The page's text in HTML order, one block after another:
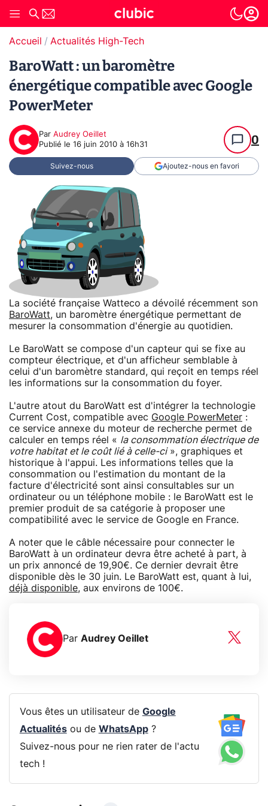
Accueil Actualités High-Tech
BaroWatt : un baromètre
énergétique compatible avec Google
PowerMeter
Par Audrey Oeillet
Publié le 16 juin 2010 à 16h31 0
Suivez-nous Ajoutez-nous en favori
La société française Watteco a dévoilé récemment son
BaroWatt, un baromètre énergétique permettant de
mesurer la consommation d'énergie au quotidien.
Le BaroWatt se compose d'un capteur qui se fixe au
compteur électrique, et d'un afficheur semblable à
celui d'un baromètre standard, qui reçoit en temps réel
les informations sur la consommation du foyer.
L'autre atout du BaroWatt est d'intégrer la technologie
Current Cost, compatible avec Google PowerMeter :
ce service annexe du moteur de recherche permet de
calculer en temps réel « la consommation électrique de
votre habitat et le coût lié à celle-ci», graphiques et
historique à l'appui. Les informations telles que la
consommation ou l'estimation du montant de la
facture d'électricité sont ainsi consultables sur un
ordinateur ou un téléphone mobile : le BaroWatt est le
premier produit de sa catégorie à proposer une
compatibilité avec le service de Google en France.
A noter que le câble nécessaire pour connecter le
BaroWatt à un ordinateur devra être acheté à part, à
un prix annoncé de 19,90€. Ce dernier devrait être
disponible dès le 30 juin. Le BaroWatt est, quant à lui,
déjà disponible, aux environs de 100€.
Par Audrey Oeillet
Vous êtes un utilisateur de Google
Actualitésou de WhatsApp?
Suivez-nous pour ne rien rater de l'actu
tech !